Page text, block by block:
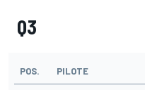
Q3
POS. PILOTE